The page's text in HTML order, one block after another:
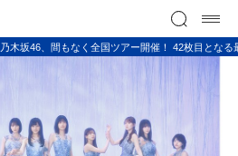
乃木坂46、間もなく全国ツアー開催！ 42枚目とな